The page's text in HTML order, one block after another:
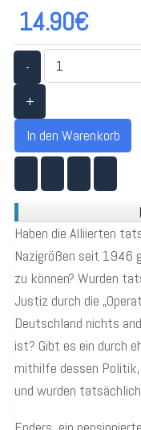
14.90€
-
+
In den Warenkorb
Haben die Alliierten
Nazigrößen seit 1946
zu können? Wurden
Justiz durch die
Deutschland nichts
ist? Gibt es ein durch
mithilfe dessen
und wurden